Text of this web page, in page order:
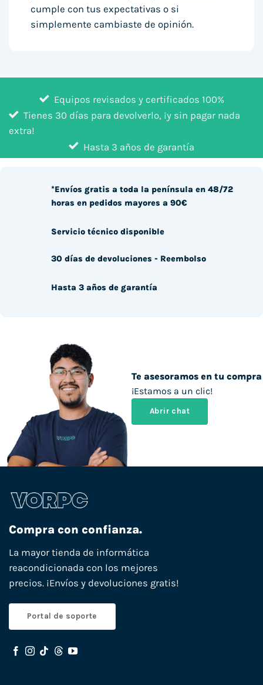
cumple con tus expectativas o si
simplemente cambiaste de opinión.
Equipos revisados y certificados 100%
Tienes 30 días para devolverlo, ¡y sin pagar nada
extra!
Hasta 3 años de garantía
Te asesoramos en tu compra
¡Estamos a un clic!
Abrir chat
*Envíos gratis a toda la península en 48/72
horas en pedidos mayores a 90€
Servicio técnico disponible
30 días de devoluciones - Reembolso
Hasta 3 años de garantía
Compra con confianza.
La mayor tienda de informática
reacondicionada con los mejores
precios. ¡Envíos y devoluciones gratis!
Portal de soporte